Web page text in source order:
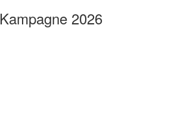
Kampagne 2026